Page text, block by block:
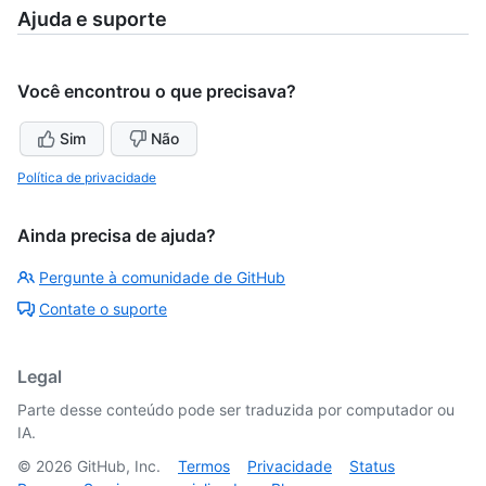
Ajuda e suporte
Você encontrou o que precisava?
Sim Não
Política de privacidade
Ainda precisa de ajuda?
Pergunte à comunidade de GitHub
Contate o suporte
Legal
Parte desse conteúdo pode ser traduzida por computador ou
IA.
© 2026 GitHub, Inc. Termos Privacidade
Status